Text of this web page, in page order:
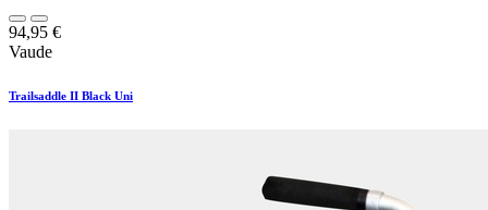
94,95 €
Vaude
Trailsaddle II Black Uni